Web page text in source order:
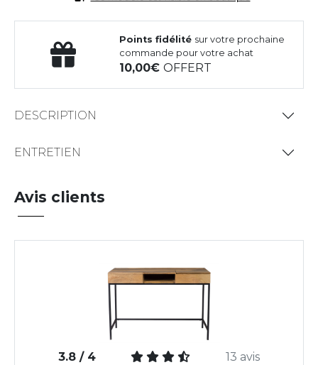
Points fidélité sur votre prochaine
commande pour votre achat
10,00OFFERT
DESCRIPTION
ENTRETIEN
Avis clients
3.8 / 4 13 avis